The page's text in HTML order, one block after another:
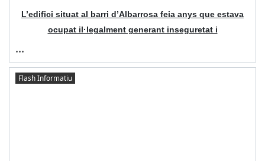
L’edifici situat al barri d’Albarrosa feia anys que estava
ocupat il·legalment generant inseguretat i
...
Flash Informatiu